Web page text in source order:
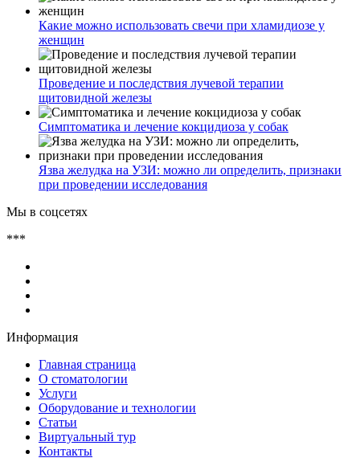
Какие можно использовать свечи при хламидиозе у
женщин
Проведение и последствия лучевой терапии
щитовидной железы
Симптоматика и лечение кокцидиоза у собак
Язва желудка на УЗИ: можно ли определить, признаки
при проведении исследования
Мы в соцсетях
***
Информация
Главная страница
О стоматологии
Услуги
Оборудование и технологии
Статьи
Виртуальный тур
Контакты